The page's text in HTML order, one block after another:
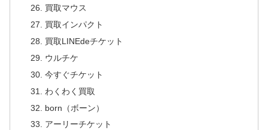
買取マウス
買取インパクト
買取LINEdeチケット
ウルチケ
今すぐチケット
わくわく買取
born（ボーン）
アーリーチケット